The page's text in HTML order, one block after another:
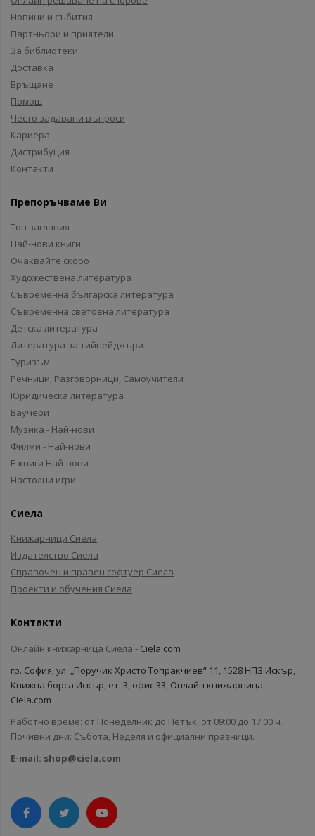
Новини и събития
Партньори и приятели
За библиотеки
Доставка
Връщане
Помощ
Често задавани въпроси
Кариера
Дистрибуция
Контакти
Препоръчваме Ви
Топ заглавия
Най-нови книги
Очаквайте скоро
Художествена литература
Съвременна българска литература
Съвременна световна литература
Детска литература
Литература за тийнейджъри
Туризъм
Речници, Разговорници, Самоучители
Юридическа литература
Ваучери
Музика - Най-нови
Филми - Най-нови
Е-книги Най-нови
Настолни игри
Сиела
Книжарници Сиела
Издателство Сиела
Справочен и правен софтуер Сиела
Проекти и обучения Сиела
Контакти
Онлайн книжарница Сиела - Ciela.com
гр. София, ул. „Поручик Христо Топракчиев“ 11, 1528 НПЗ Искър,
Книжна борса Искър, ет. 3, офис 33, Онлайн книжарница
Ciela.com
Работно време: от Понеделник до Петък, от 09:00 до 17:00 ч.
Почивни дни: Събота, Неделя и официални празници.
E-mail: shop@ciela.com